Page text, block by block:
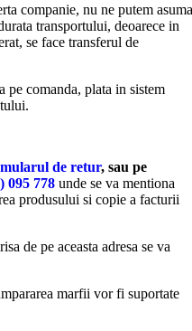
companie, nu ne putem asuma
transportului, deoarece in
se face transferul de
pe comanda, plata in sistem
de retur, sau pe
095 778 unde se va mentiona
produsului si copie a facturii
de pe aceasta adresa se va
marfii vor fi suportate